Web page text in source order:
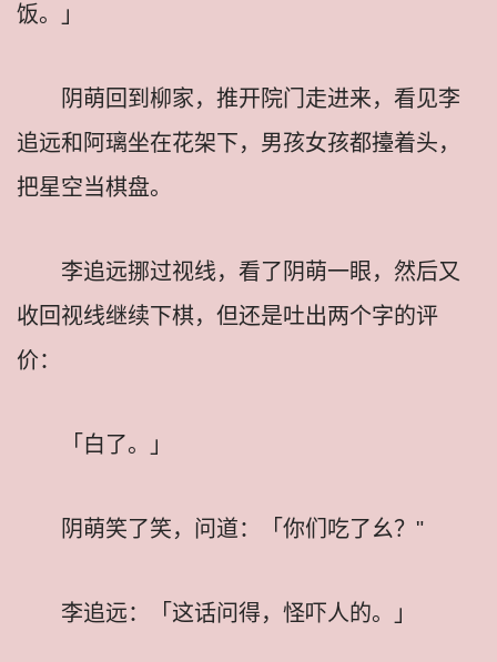
饭。」
阴萌回到柳家，推开院门走进来，看见李
追远和阿璃坐在花架下，男孩女孩都擡着头，
把星空当棋盘。
李追远挪过视线，看了阴萌一眼，然后又
收回视线继续下棋，但还是吐出两个字的评
价：
「白了。」
阴萌笑了笑，问道：「你们吃了幺？"
李追远：「这话问得，怪吓人的。」